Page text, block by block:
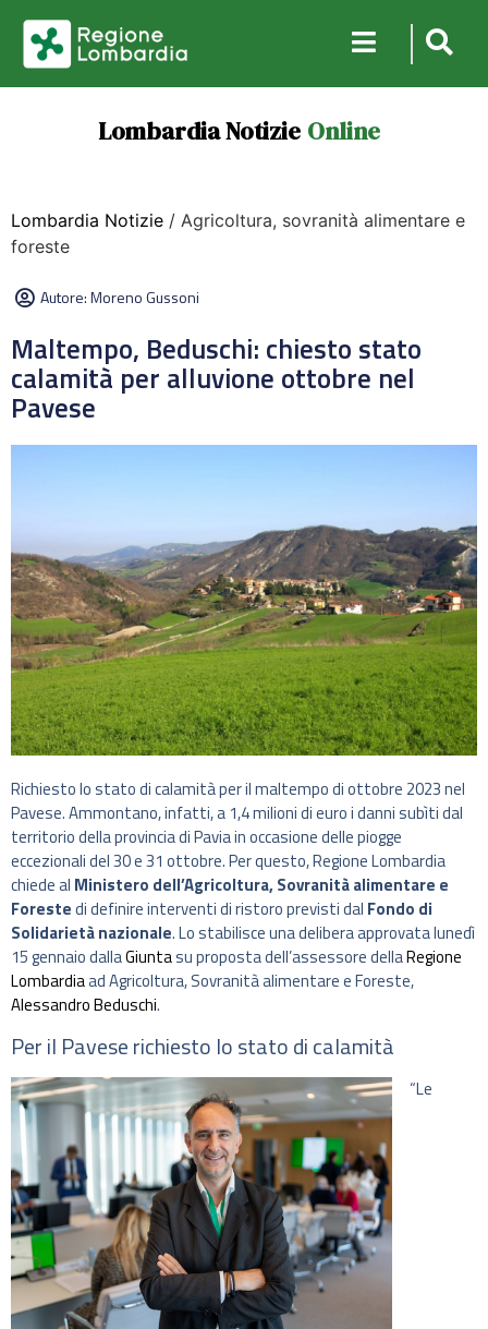
Lombardia Notizie Online
Lombardia Notizie / Agricoltura, sovranità alimentare e
foreste
Autore:Moreno Gussoni
Maltempo, Beduschi: chiesto stato
calamità per alluvione ottobre nel
Pavese
Richiesto lo stato di calamità per il maltempo di ottobre 2023 nel
Pavese. Ammontano, infatti, a 1,4 milioni di euro i danni subìti dal
territorio della provincia di Pavia in occasione delle piogge
eccezionali del 30 e 31 ottobre. Per questo, Regione Lombardia
chiede al Ministero dell’Agricoltura, Sovranità alimentare e
Forestedi definire interventi di ristoro previsti dal Fondo di
Solidarietà nazionale. Lo stabilisce una delibera approvata lunedì
15 gennaio dallaGiuntasu proposta dell’assessore dellaRegione
Lombardiaad Agricoltura, Sovranità alimentare e Foreste,
Alessandro Beduschi.
Per il Pavese richiesto lo stato di calamità
“Le